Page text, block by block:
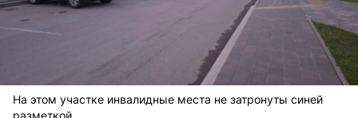
На этом участке инвалидные места не затронуты синей